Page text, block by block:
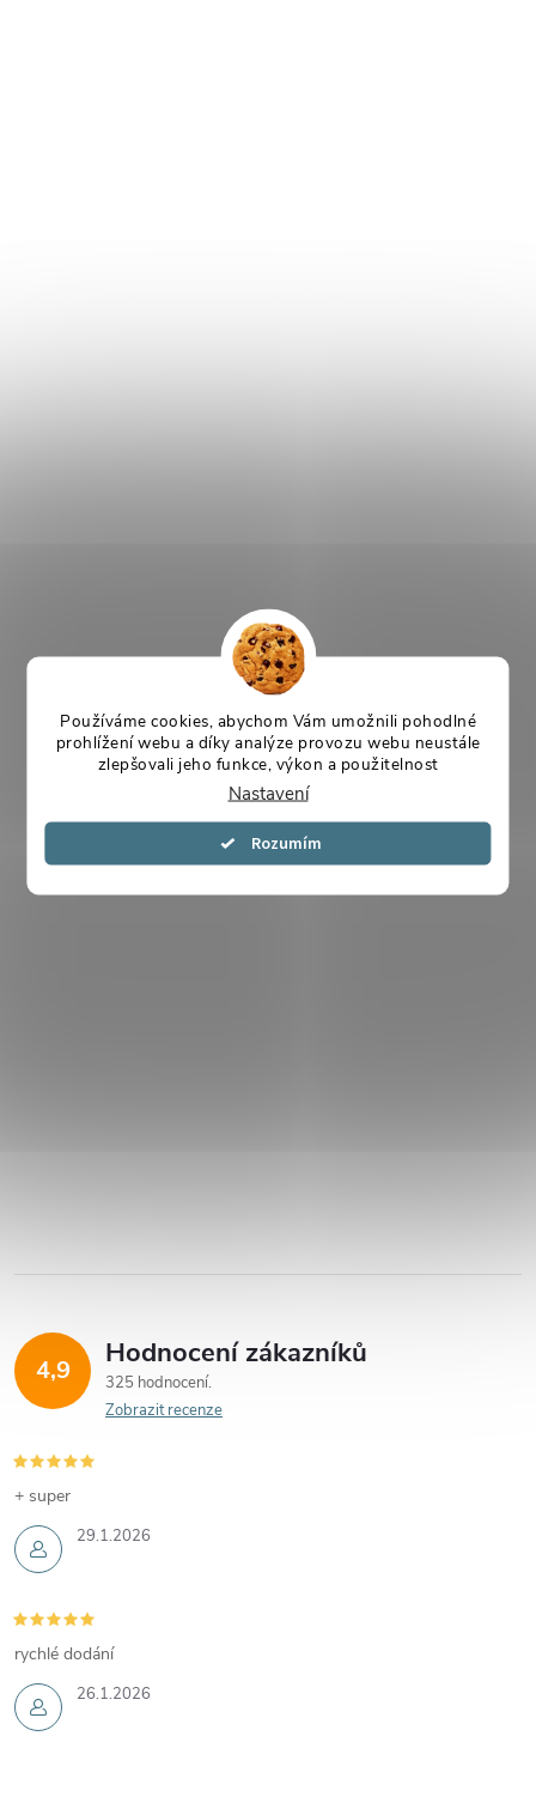
Používáme cookies, abychom Vám umožnili pohodlné
prohlížení webu a díky analýze provozu webu neustále
zlepšovali jeho funkce, výkon a použitelnost
Nastavení
Souhlasím
4,9 Hodnocení zákazníků
325 hodnocení
Zobrazit recenze
29.1.2026
+ super
26.1.2026
rychlé dodání